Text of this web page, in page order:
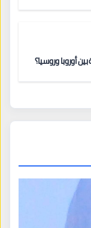
أوروبا وروسيا؟